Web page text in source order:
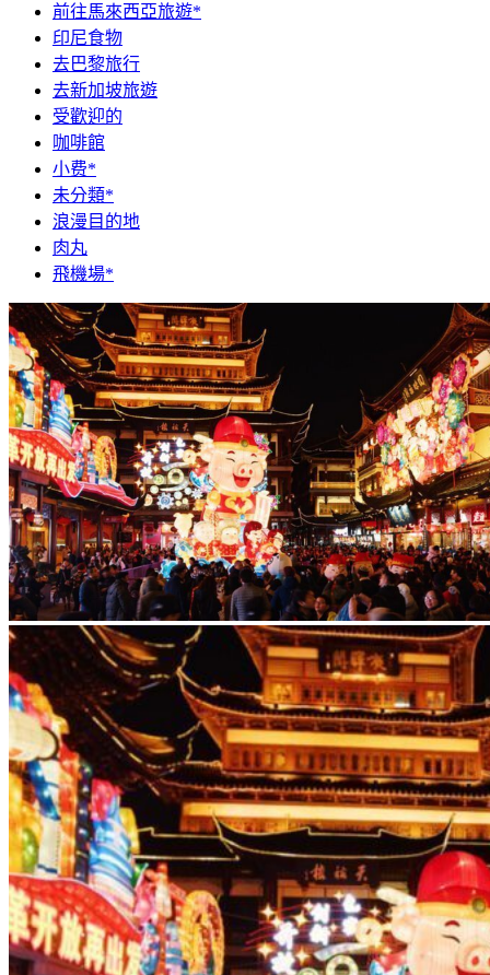
前往馬來西亞旅遊*
印尼食物
去巴黎旅行
去新加坡旅遊
受歡迎的
咖啡館
小费*
未分類*
浪漫目的地
肉丸
飛機場*